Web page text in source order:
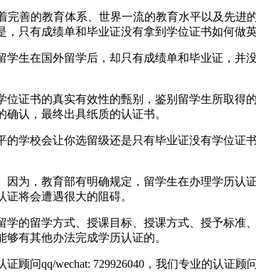
完善的教育体系、世界一流的教育水平以及先进
只有成绩单和毕业证没有拿到学位证书如何做
生在国外留学后，却只有成绩单和毕业证，并
证书的真实有效性的甄别，鉴别留学生所取得
认，最终出具纸质的认证书。
学校会让你选留级还是只有毕业证没有学位证
为，教育部有明确规定，留学生在办理学历认
将会遭遇很大的阻碍。
的留学方式、授课目标、授课方式、授予标准
有其他办法完成学历认证的。
问qq/wechat: 729926040，我们专业的认证顾